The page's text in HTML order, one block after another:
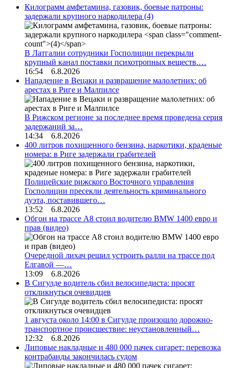
Килограмм амфетамина, газовик, боевые патроны:
задержали крупного наркодилера (4)
В Латгалии сотрудники Госполиции перекрыли
крупный канал поставки психотропных веществ.…
16:54 6.8.2026
Нападение в Вецаки и развращение малолетних: об
арестах в Риге и Малпилсе
В Рижском регионе за последнее время проведена серия
задержаний за…
14:34 6.8.2026
400 литров похищенного бензина, наркотики, краденые
номера: в Риге задержали грабителей
Полицейские рижского Восточного управления
Госполиции пресекли деятельность криминального
дуэта, поставившего…
13:52 6.8.2026
Обгон на трассе А8 стоил водителю BMW 1400 евро и
прав (видео)
Очередной лихач решил устроить ралли на трассе под
Елгавой —…
13:09 6.8.2026
В Сигулде водитель сбил велосипедиста: просят
откликнуться очевидцев
1 августа около 14:00 в Сигулде произошло дорожно-
транспортное происшествие: неустановленный…
12:32 6.8.2026
Липовые накладные и 480 000 пачек сигарет: перевозка
контрабанды закончилась судом